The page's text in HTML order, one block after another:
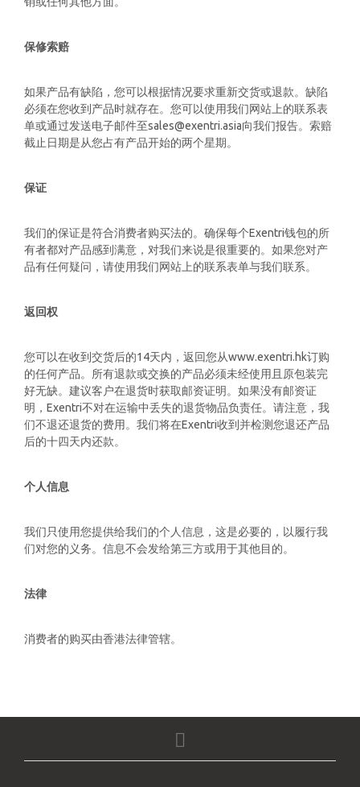
保修索赔
如果产品有缺陷，您可以根据情况要求重新交货或退款。缺陷
必须在您收到产品时就存在。您可以使用我们网站上的联系表
单或通过发送电子邮件至sales@exentri.asia向我们报告。索赔
截止日期是从您占有产品开始的两个星期。
保证
我们的保证是符合消费者购买法的。确保每个Exentri钱包的所
有者都对产品感到满意，对我们来说是很重要的。如果您对产
品有任何疑问，请使用我们网站上的联系表单与我们联系。
返回权
您可以在收到交货后的14天内，返回您从www.exentri.hk订购
的任何产品。所有退款或交换的产品必须未经使用且原包装完
好无缺。建议客户在退货时获取邮资证明。如果没有邮资证
明，Exentri不对在运输中丢失的退货物品负责任。请注意，我
们不退还退货的费用。我们将在Exentri收到并检测您退还产品
后的十四天内还款。
个人信息
我们只使用您提供给我们的个人信息，这是必要的，以履行我
们对您的义务。信息不会发给第三方或用于其他目的。
法律
消费者的购买由香港法律管辖。